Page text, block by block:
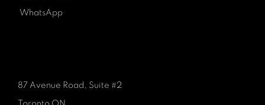
WhatsApp
87 Avenue Road, Suite #2